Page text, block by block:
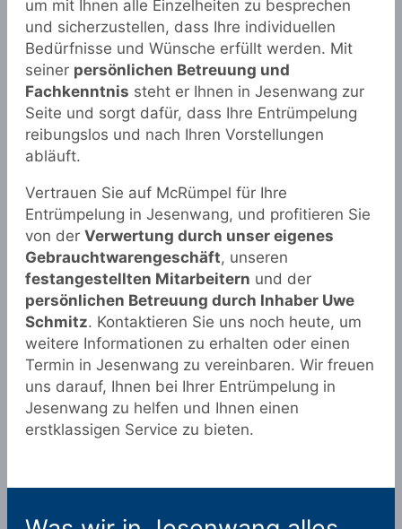
um mit Ihnen alle Einzelheiten zu besprechen
und sicherzustellen, dass Ihre individuellen
Bedürfnisse und Wünsche erfüllt werden. Mit
seiner persönlichen Betreuung und
Fachkenntnis steht er Ihnen in Jesenwang zur
Seite und sorgt dafür, dass Ihre Entrümpelung
reibungslos und nach Ihren Vorstellungen
abläuft.
Vertrauen Sie auf McRümpel für Ihre
Entrümpelung in Jesenwang, und profitieren Sie
von der Verwertung durch unser eigenes
Gebrauchtwarengeschäft, unseren
festangestellten Mitarbeitern und der
persönlichen Betreuung durch Inhaber Uwe
Schmitz. Kontaktieren Sie uns noch heute, um
weitere Informationen zu erhalten oder einen
Termin in Jesenwang zu vereinbaren. Wir freuen
uns darauf, Ihnen bei Ihrer Entrümpelung in
Jesenwang zu helfen und Ihnen einen
erstklassigen Service zu bieten.